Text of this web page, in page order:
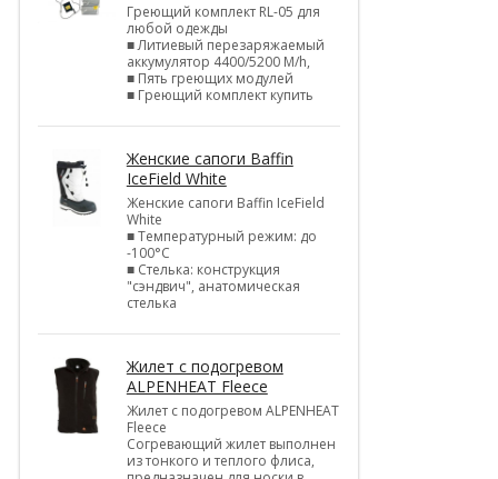
Греющий комплект RL-05 для
любой одежды
■ Литиевый перезаряжаемый
аккумулятор 4400/5200 M/h,
■ Пять греющих модулей
■ Греющий комплект купить
Женские сапоги Baffin
IceField White
Женские сапоги Baffin IceField
White
■ Температурный режим: до
-100°C
■ Стелька: конструкция
"сэндвич", анатомическая
стелька
Жилет с подогревом
ALPENHEAT Fleece
Жилет с подогревом ALPENHEAT
Fleece
Согревающий жилет выполнен
из тонкого и теплого флиса,